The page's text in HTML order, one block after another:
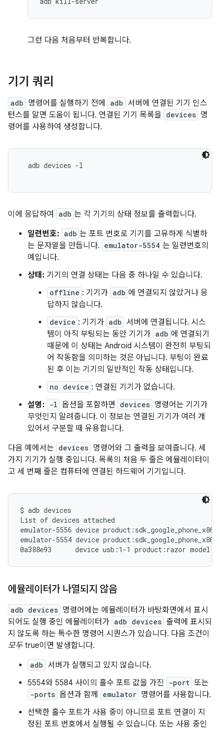
그런 다음 처음부터 반복합니다.
기기 쿼리
adb 명령어를 실행하기 전에 adb 서버에 연결된 기기 인스
턴스를 알면 도움이 됩니다. 연결된 기기 목록을 devices 명
령어를 사용하여 생성합니다.
  adb devices -l
이에 응답하여 adb 는 각 기기의 상태 정보를 출력합니다.
일련번호: adb 는 포트 번호로 기기를 고유하게 식별하
는 문자열을 만듭니다. emulator-5554 는 일련번호의
예입니다.
상태: 기기의 연결 상태는 다음 중 하나일 수 있습니다.
offline : 기기가 adb 에 연결되지 않았거나 응
답하지 않습니다.
device : 기기가 adb 서버에 연결됩니다. 시스
템이 아직 부팅되는 동안 기기가 adb 에 연결되기
때문에 이 상태는 Android 시스템이 완전히 부팅되
어 작동함을 의미하는 것은 아닙니다. 부팅이 완료
된 후 이는 기기의 일반적인 작동 상태입니다.
no device : 연결된 기기가 없습니다.
설명:
-l 옵션을 포함하면 devices 명령어는 기기가
무엇인지 알려줍니다. 이 정보는 연결된 기기가 여러 개
있어서 구분할 때 유용합니다.
다음 예에서는 devices 명령어와 그 출력을 보여줍니다. 세
가지 기기가 실행 중입니다. 목록의 처음 두 줄은 에뮬레이터이
고 세 번째 줄은 컴퓨터에 연결된 하드웨어 기기입니다.
$ adb devices
List of devices attached
emulator-5556 device
emulator-5554 device
에뮬레이터가 나열되지 않음
adb devices 명령어에는 에뮬레이터가 바탕화면에서 표시
되어도 실행 중인 에뮬레이터가 adb devices 출력에 표시되
지 않도록 하는 특수한 명령어 시퀀스가 있습니다. 다음 조건이
모두 true이면 발생합니다.
adb 서버가 실행되고 있지 않습니다.
5554와 5584 사이의 홀수 포트 값을 가진
-port 또는
-ports 옵션과 함께 emulator 명령어를 사용합니다.
선택한 홀수 포트가 사용 중이 아니므로 포트 연결이 지
정된 포트 번호에서 실행될 수 있습니다. 또는 사용 중인